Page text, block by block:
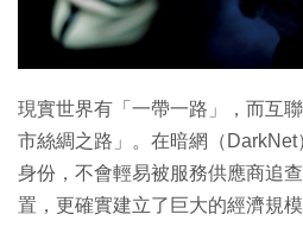
現實世界有「一帶一路」，而互
市絲綢之路」。在暗網（
身份，不會輕易被服務供應商追
置，更確實建立了巨大的經濟規模